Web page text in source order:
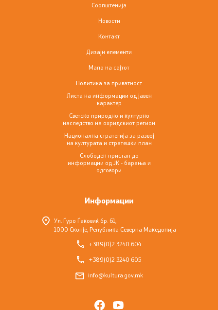
Извештаи и други документи
Светско природно и културно наследство на
охридскиот регион
Национална стратегија за развој на културата и
стратешки план
Соопштенија
Новости
Контакт
Дизајн елементи
Мапа на сајтот
Политика за приватност
Листа на информации од јавен
карактер
Светско природно и културно
наследство на охридскиот регион
Национална стратегија за развој
на културата и стратешки план
Слободен пристап до
информации од ЈК - барања и
одговори
Информации
Ул. Ѓуро Ѓаковиќ бр. 61,
1000 Скопје, Република Северна Македонија
+389(0)2 3240 604
+389(0)2 3240 605
info@kultura.gov.mk